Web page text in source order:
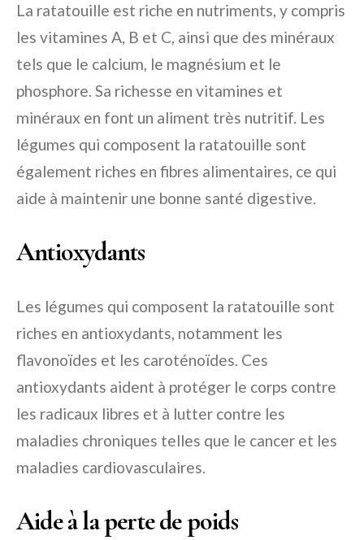
La ratatouille est riche en nutriments, y compris
les vitamines A, B et C, ainsi que des minéraux
tels que le calcium, le magnésium et le
phosphore. Sa richesse en vitamines et
minéraux en font un aliment très nutritif. Les
légumes qui composent la ratatouille sont
également riches en fibres alimentaires, ce qui
aide à maintenir une bonne santé digestive.
Antioxydants
Les légumes qui composent la ratatouille sont
riches en antioxydants, notamment les
flavonoïdes et les caroténoïdes. Ces
antioxydants aident à protéger le corps contre
les radicaux libres et à lutter contre les
maladies chroniques telles que le cancer et les
maladies cardiovasculaires.
Aide à la perte de poids